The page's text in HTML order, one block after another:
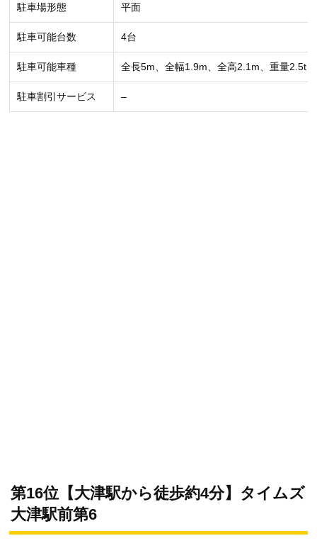
駐車場形態 平面
駐車可能台数 4台
駐車可能車種 全長5m、全幅1.9m、全高2.1m、重量2.5t
駐車割引サービス –
第16位【大津駅から徒歩約4分】タイムズ
大津駅前第6